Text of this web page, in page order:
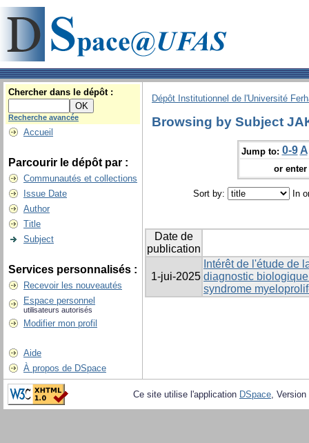
Chercher dans le dépôt :
Recherche avancée
Accueil
Parcourir le dépôt par :
Communautés et collections
Issue Date
Author
Title
Subject
Services personnalisés :
Recevoir les nouveautés
Espace personnel
utilisateurs autorisés
Modifier mon profil
Aide
À propos de DSpace
Dépôt Institutionnel de l'Université
Browsing by Subject
Jump to: 0-9 A
or
Sort by: In
Date de
publication
1-jui-2025
Intérêt de l'étude de
diagnostic
syndrome
Ce site utilise l'application DSpace,